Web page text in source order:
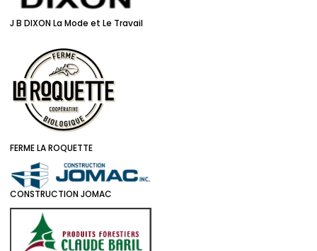
J B DIXON La Mode et Le Travail
FERME LA ROQUETTE
CONSTRUCTION JOMAC